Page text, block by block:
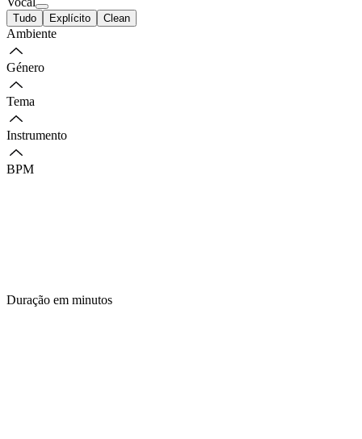
Tudo Explícito Clean
Ambiente
Género
Tema
Instrumento
BPM
Duração em minutos